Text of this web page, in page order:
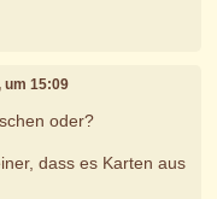
um 15:09
oder?
dass es Karten aus